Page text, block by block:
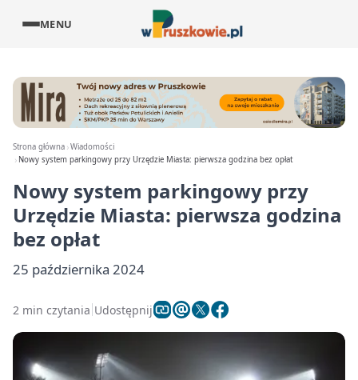
MENU
Strona główna Wiadomości
Nowy system parkingowy przy Urzędzie Miasta: pierwsza godzina bez opłat
Nowy system parkingowy przy
Urzędzie Miasta: pierwsza godzina
bez opłat
25 października 2024
2 min czytania Udostępnij